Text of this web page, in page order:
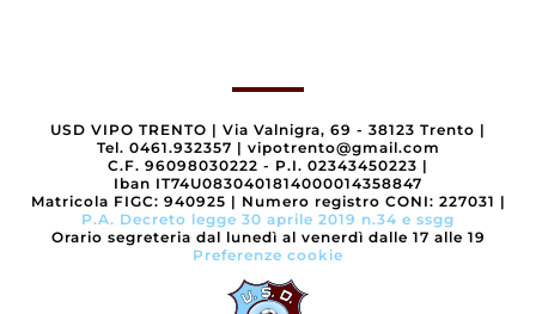
USD VIPO TRENTO | Via Valnigra, 69 - 38123 Trento |
Tel. 0461.932357 | vipotrento@gmail.com
C.F. 96098030222 - P.I. 02343450223 |
Iban IT74U0830401814000014358847
Matricola FIGC: 940925 | Numero registro CONI: 227031 |
P.A. Decreto legge 30 aprile 2019 n.34 e ssgg
Orario segreteria dal lunedì al venerdì dalle 17 alle 19
Preferenze cookie